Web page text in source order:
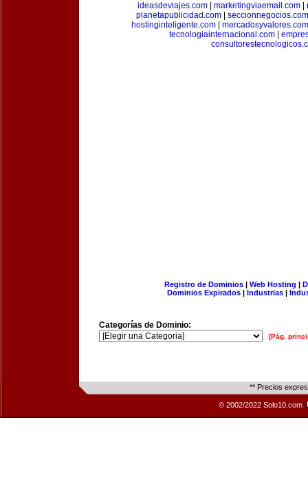
ideasdeviajes.com| marketingviaemail.com|
planetapublicidad.com| seccionnegocios.com
hostinginteligente.com
mercadosyvalores.com
tecnologiainternacional.com|
Registro de Dominios| Web Hosting |
Dominios Expirados | Industrias |
Categorías de Dominio:
[Pág.
** Precios
© 2002/2022 Solo10.com